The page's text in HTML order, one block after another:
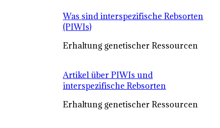
Was sind interspezifische Rebsorten
(PIWIs)
Erhaltung genetischer Ressourcen
Artikel über PIWIs und
interspezifische Rebsorten
Erhaltung genetischer Ressourcen